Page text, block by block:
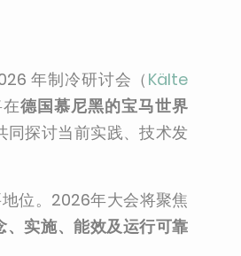
年制冷研讨会（Kälte
德国慕尼黑的宝马世界
探讨当前实践、技术发
位。2026年大会将聚焦
、实施、能效及运行可靠